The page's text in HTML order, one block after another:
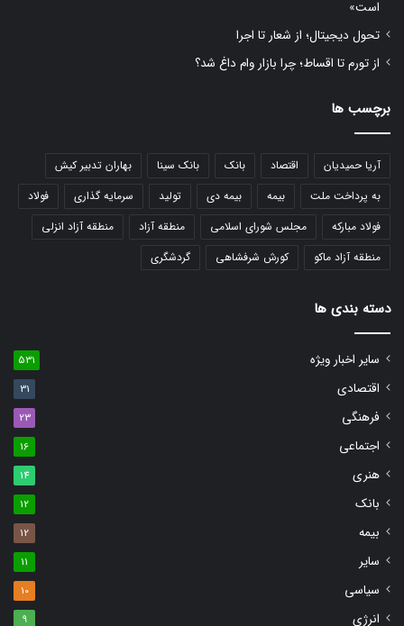
است»
تحول دیجیتال؛ از شعار تا اجرا
از تورم تا اقساط؛ چرا بازار وام داغ شد؟
برچسب ها
آریا حمیدیان اقتصاد بانک بانک سینا
بهاران تدبیر کیش
به پرداخت ملت
بیمه بیمه دی تولید سرمایه گذاری
فولاد
فولاد مبارکه
مجلس شورای اسلامی منطقه آزاد
منطقه آزاد انزلی
منطقه آزاد ماکو
کورش شرفشاهی گردشگری
دسته بندی ها
سایر اخبار ویژه 531
اقتصادی 31
فرهنگی 23
اجتماعی 16
هنری 14
بانک 12
بیمه 12
سایر 11
سیاسی 10
انرژی 9